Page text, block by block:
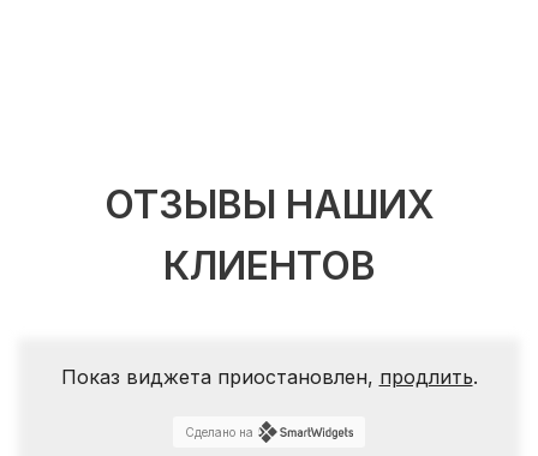
ОТЗЫВЫ НАШИХ
КЛИЕНТОВ
Показ виджета приостановлен, продлить.
Сделано на